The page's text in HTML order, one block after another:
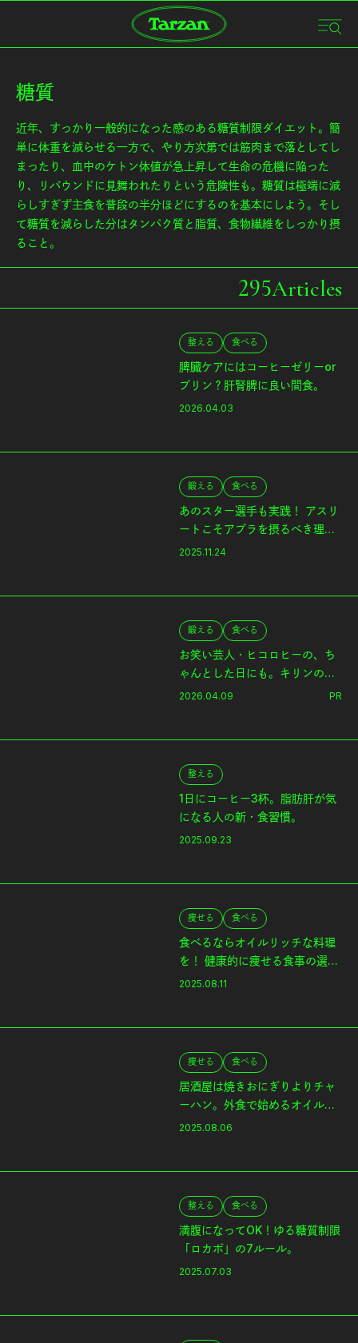
糖質
近年、すっかり一般的になった感のある糖質制限ダイエット。簡
単に体重を減らせる一方で、やり方次第では筋肉まで落としてし
まったり、血中のケトン体値が急上昇して生命の危機に陥った
り、リバウンドに見舞われたりという危険性も。糖質は極端に減
らしすぎず主食を普段の半分ほどにするのを基本にしよう。そし
て糖質を減らした分はタンパク質と脂質、食物繊維をしっかり摂
ること。
295Articles
整える 食べる
脾臓ケアにはコーヒーゼリーor
プリン？肝腎脾に良い間食。
2026.04.03
鍛える 食べる
あのスター選手も実践！ アスリ
ートこそアブラを摂るべき理
由。
2025.11.24
鍛える 食べる
お笑い芸人・ヒコロヒーの、ち
ゃんとした日にも。キリンの
《一番搾り 糖質0》。
2026.04.09 PR
整える
1日にコーヒー3杯。脂肪肝が気
になる人の新・食習慣。
2025.09.23
痩せる 食べる
食べるならオイルリッチな料理
を！ 健康的に痩せる食事の選び
方。
2025.08.11
痩せる 食べる
居酒屋は焼きおにぎりよりチャ
ーハン。外食で始めるオイルフ
ァースト。
2025.08.06
整える 食べる
満腹になってOK！ゆる糖質制限
「ロカボ」の7ルール。
2025.07.03